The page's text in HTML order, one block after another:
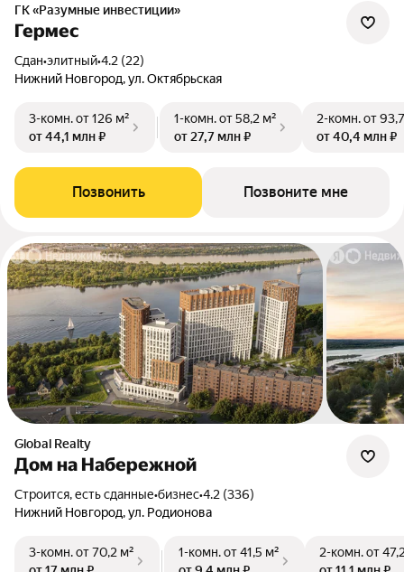
ГК «Разумные инвестиции»
Гермес
Сдан•элитный•4.2 (22)
Нижний Новгород, ул. Октябрьская
3-комн.от 126 м²
от 44,1 млн ₽
1-комн.от 58,2 м²
от 27,7 млн ₽
2-комн.от
от 40,4 млн ₽
Позвонить Позвоните мне
Global Realty
Дом на Набережной
Строится, есть сданные•бизнес•4.2 (336)
Нижний Новгород, ул. Родионова
3-комн.от 70,2 м²
1-комн.от 41,5 м²
2-комн.от